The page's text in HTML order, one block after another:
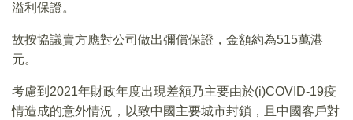
溢利保證。
故按協議賣方應對公司做出彌償保證，金額約為515萬港
元。
考慮到2021年財政年度出現差額乃主要由於(i)COVID-19疫
情造成的意外情況，以致中國主要城市封鎖，且中國客戶對